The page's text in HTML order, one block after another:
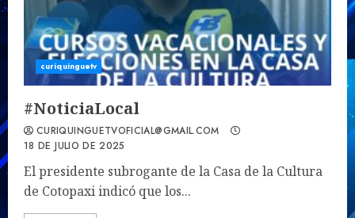
curiquinguetv
#NoticiaLocal
CURIQUINGUETVOFICIAL@GMAIL.COM
18 DE JULIO DE 2025
El presidente subrogante de la Casa de la Cultura
de Cotopaxi indicó que los...